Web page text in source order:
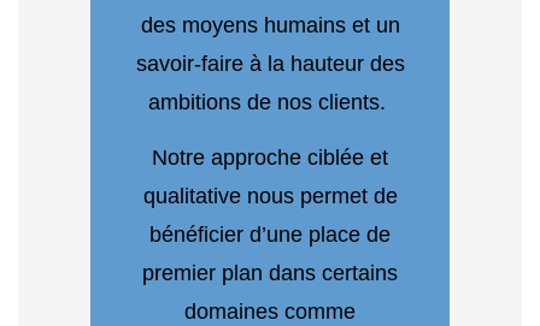
des moyens humains et un
savoir-faire à la hauteur des
ambitions de nos clients.
Notre approche ciblée et
qualitative nous permet de
bénéficier d’une place de
premier plan dans certains
domaines comme